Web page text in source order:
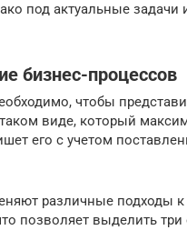
под актуальные задачи
бизнес-процессов
чтобы
виде, который
его с учетом
различные подходы к
позволяет выделить